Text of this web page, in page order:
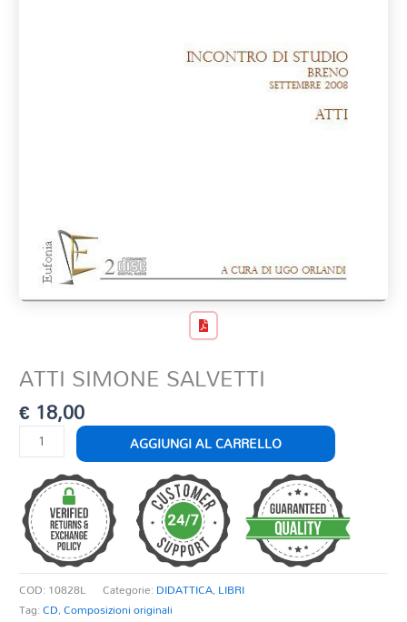
ATTI SIMONE SALVETTI
€ 18,00
ATTI
SIMONE
SALVETTI
quantità
AGGIUNGI AL CARRELLO
COD: 10828L Categorie: DIDATTICA, LIBRI
Tag:CD,Composizioni originali